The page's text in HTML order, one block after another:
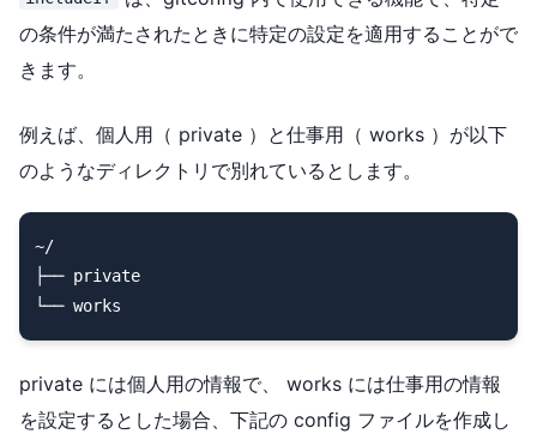
の条件が満たされたときに特定の設定を適用することがで
きます。
例えば、個人用（ private ）と仕事用（ works ）が以下
のようなディレクトリで別れているとします。
~/
├── private
private には個人用の情報で、 works には仕事用の情報
を設定するとした場合、下記の config ファイルを作成し